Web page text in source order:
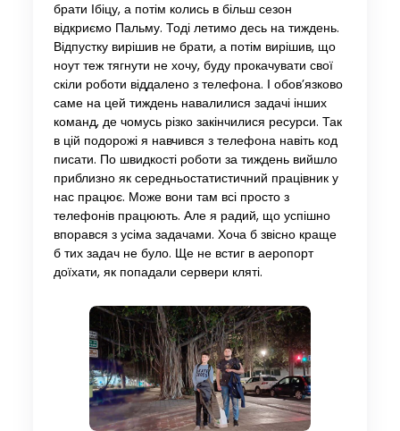
брати Ібіцу, а потім колись в більш сезон
відкриємо Пальму. Тоді летимо десь на тиждень.
Відпустку вирішив не брати, а потім вирішив, що
ноут теж тягнути не хочу, буду прокачувати свої
скіли роботи віддалено з телефона. І обов’язково
саме на цей тиждень навалилися задачі інших
команд, де чомусь різко закінчилися ресурси. Так
в цій подорожі я навчився з телефона навіть код
писати. По швидкості роботи за тиждень вийшло
приблизно як середньостатистичний працівник у
нас працює. Може вони там всі просто з
телефонів працюють. Але я радий, що успішно
впорався з усіма задачами. Хоча б звісно краще
б тих задач не було. Ще не встиг в аеропорт
доїхати, як попадали сервери кляті.